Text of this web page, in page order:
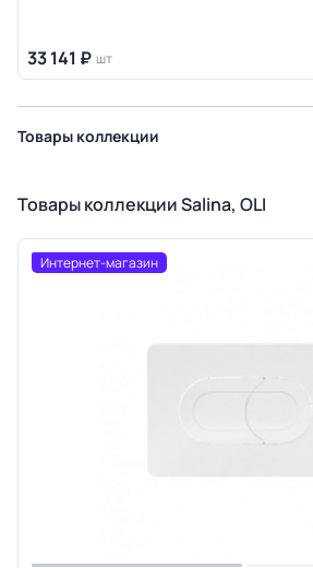
33 141 ₽ шт
Товары коллекции
Товары коллекции Salina, OLI
Интернет-магазин